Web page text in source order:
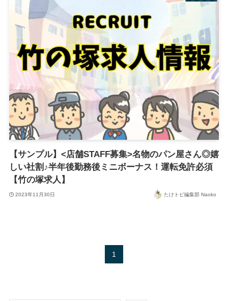
【サンプル】<店舗STAFF募集>名物のパン屋さん◎嬉
しい社割♪半年後勤務後ミニボーナス！運転免許必須
【竹の塚求人】
2023年11月30日 たけトピ編集部 Naoko
1